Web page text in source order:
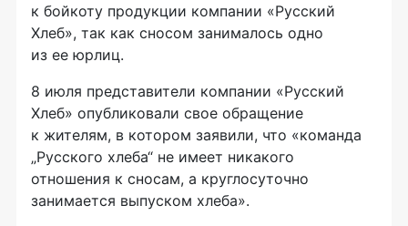
к бойкоту продукции компании «Русский
Хлеб», так как сносом занималось одно
из ее юрлиц.
8 июля представители компании «Русский
Хлеб» опубликовали свое обращение
к жителям, в котором заявили, что «команда
„Русского хлеба“ не имеет никакого
отношения к сносам, а круглосуточно
занимается выпуском хлеба».